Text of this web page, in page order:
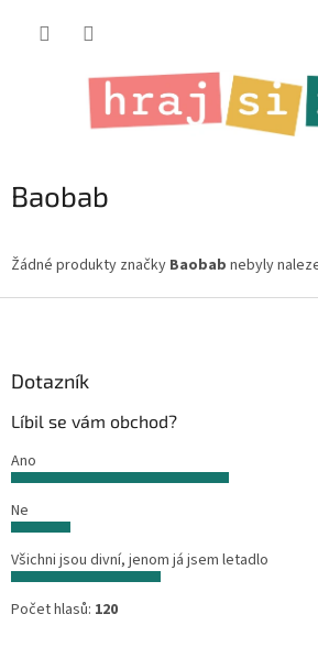
Baobab
Žádné produkty značky Baobab nebyly
Dotazník
Líbil se vám obchod?
Ano
Ne
Všichni jsou divní, jenom já jsem letadlo
Počet hlasů: 120